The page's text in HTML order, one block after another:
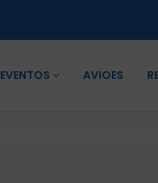
EVENTOS AVIOES